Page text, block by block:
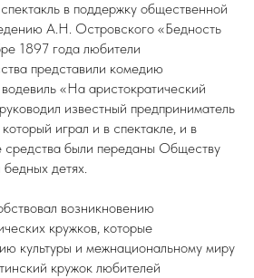
в поддержку общественной
А.Н. Островского «Бедность
1897 года любители
представили комедию
«На аристократический
известный предприниматель
играл и в спектакле, и в
были переданы Обществу
детях.
возникновению
кружков, которые
культуры и межнациональному миру
кружок любителей